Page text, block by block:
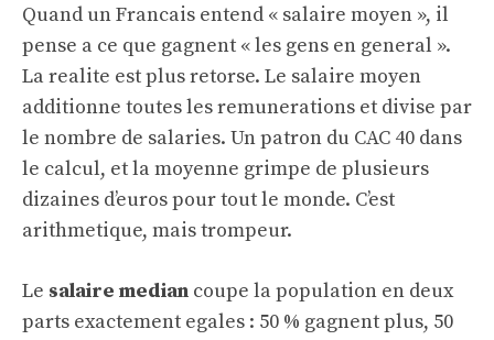
Quand un Francais entend « salaire moyen », il
pense a ce que gagnent « les gens en general ».
La realite est plus retorse. Le salaire moyen
additionne toutes les remunerations et divise par
le nombre de salaries. Un patron du CAC 40 dans
le calcul, et la moyenne grimpe de plusieurs
dizaines d’euros pour tout le monde. C’est
arithmetique, mais trompeur.
Le salaire median coupe la population en deux
parts exactement egales : 50 % gagnent plus, 50